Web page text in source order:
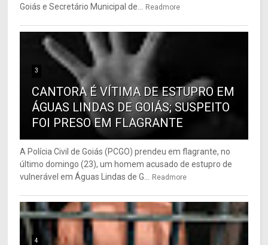
Goiás e Secretário Municipal de... Readmore
3
CANTORA É VÍTIMA DE ESTUPRO EM
ÁGUAS LINDAS DE GOIÁS; SUSPEITO
FOI PRESO EM FLAGRANTE
A Polícia Civil de Goiás (PCGO) prendeu em flagrante, no
último domingo (23), um homem acusado de estupro de
vulnerável em Águas Lindas de G... Readmore
4